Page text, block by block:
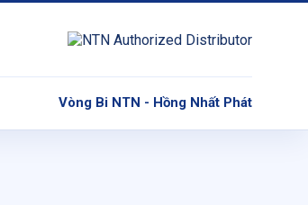
Vòng Bi NTN - Hồng Nhất Phát